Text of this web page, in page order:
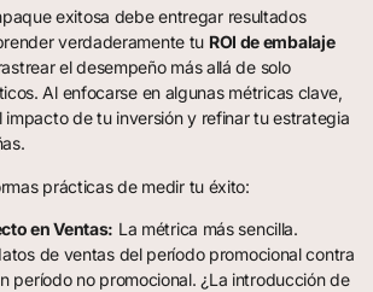
exitosa debe entregar resultados
verdaderamente tu ROI de embalaje
el desempeño más allá de solo
Al enfocarse en algunas métricas clave,
impacto de tu inversión y refinar tu estrategia
prácticas de medir tu éxito:
en Ventas: La métrica más sencilla.
de ventas del período promocional contra
período no promocional. ¿La introducción de